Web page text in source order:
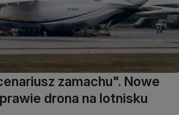
zamachu". Nowe
drona na lotnisku